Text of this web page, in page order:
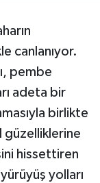
canlanıyor.
pembe
adeta bir
birlikte
güzelliklerine
hissettiren
yolları